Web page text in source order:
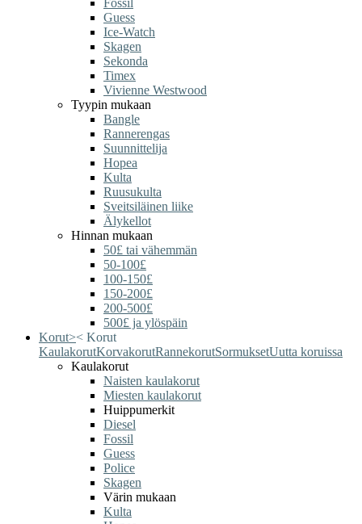
Fossil
Guess
Ice-Watch
Skagen
Sekonda
Timex
Vivienne Westwood
Tyypin mukaan
Bangle
Rannerengas
Suunnittelija
Hopea
Kulta
Ruusukulta
Sveitsiläinen liike
Älykellot
Hinnan mukaan
50£ tai vähemmän
50-100£
100-150£
150-200£
200-500£
500£ ja ylöspäin
Korut>< Korut
KaulakorutKorvakorutRannekorutSormuksetUutta koruissa
Kaulakorut
Naisten kaulakorut
Miesten kaulakorut
Huippumerkit
Diesel
Fossil
Guess
Police
Skagen
Värin mukaan
Kulta